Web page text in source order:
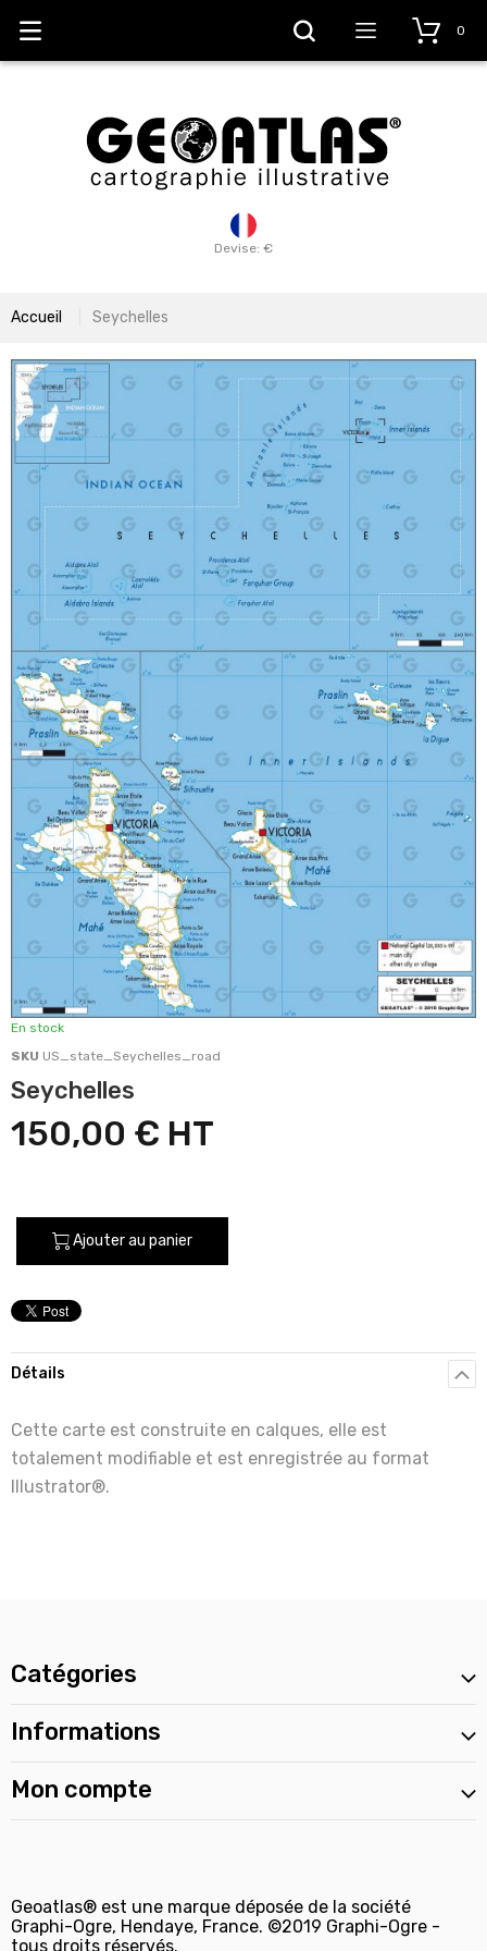
Devise: €
0
Accueil Seychelles
En stock
SKU US_state_Seychelles_road
Seychelles
150,00 €
Ajouter au panier
Détails
Cette carte est construite en calques, elle est
totalement modifiable et est enregistrée au format
Illustrator®.
Catégories
Informations
Mon compte
Geoatlas® est une marque déposée de la société
Graphi-Ogre, Hendaye, France. ©2019 Graphi-Ogre -
tous droits réservés.